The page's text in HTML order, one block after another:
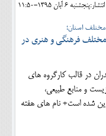
انتشار:پنجشنبه 6 آبان 1395-11:50
مختلف فرهنگی و هنری در
در قالب کارگروه های
و منابع طبیعی،
شده است+ نام های هفته